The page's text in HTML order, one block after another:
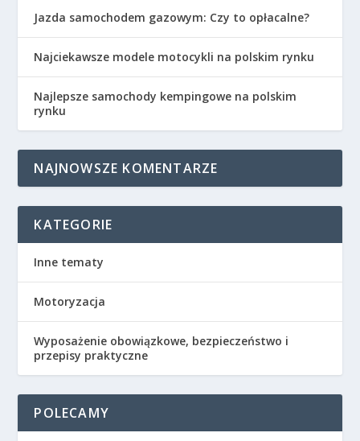
Jazda samochodem gazowym: Czy to opłacalne?
Najciekawsze modele motocykli na polskim rynku
Najlepsze samochody kempingowe na polskim
rynku
NAJNOWSZE KOMENTARZE
KATEGORIE
Inne tematy
Motoryzacja
Wyposażenie obowiązkowe, bezpieczeństwo i
przepisy praktyczne
POLECAMY